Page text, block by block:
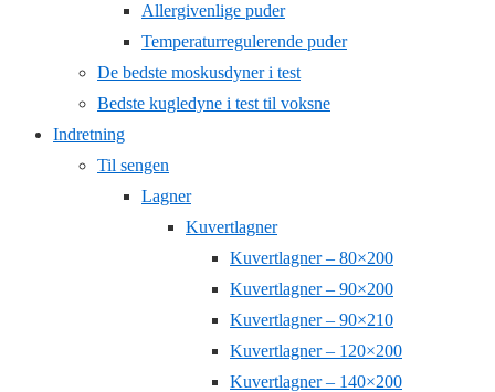
Allergivenlige puder
Temperaturregulerende puder
De bedste moskusdyner i test
Bedste kugledyne i test til voksne
Indretning
Til sengen
Lagner
Kuvertlagner
Kuvertlagner – 80×200
Kuvertlagner – 90×200
Kuvertlagner – 90×210
Kuvertlagner – 120×200
Kuvertlagner – 140×200